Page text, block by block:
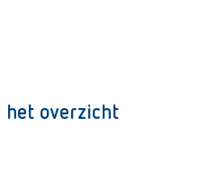
het overzicht